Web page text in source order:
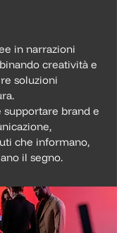
in narrazioni
creatività e
soluzioni
brand e
che informano,
il segno.